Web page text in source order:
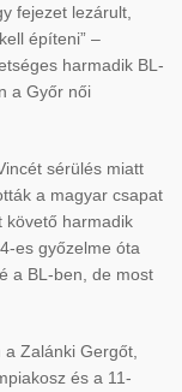
fejezet lezárult,
építeni” –
harmadik BL-
a Győr női
sérülés miatt
a magyar csapat
követő harmadik
es győzelme óta
a BL-ben, de most
Zalánki Gergőt,
és a 11-